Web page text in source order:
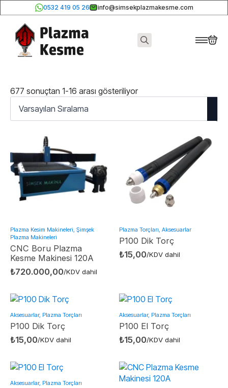
0532 419 05 26 info@simsekplazmakesme.com
677 sonuçtan 1-16 arası gösteriliyor
Plazma Kesim Makineleri, Şimşek
Plazma Makineleri
CNC Boru Plazma
Kesme Makinesi 120A
₺720.000,00/KDV dahil
Plazma Torçları, Aksesuarlar
P100 Dik Torç
₺15,00/KDV dahil
Aksesuarlar, Plazma Torçları
P100 Dik Torç
₺15,00/KDV dahil
Aksesuarlar, Plazma Torçları
P100 El Torç
₺15,00/KDV dahil
Aksesuarlar, Plazma Torçları